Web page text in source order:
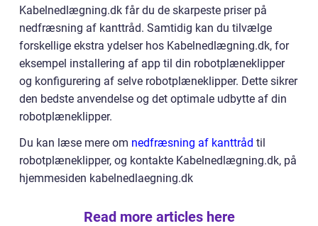
Kabelnedlægning.dk får du de skarpeste priser på
nedfræsning af kanttråd. Samtidig kan du tilvælge
forskellige ekstra ydelser hos Kabelnedlægning.dk, for
eksempel installering af app til din robotplæneklipper
og konfigurering af selve robotplæneklipper. Dette sikrer
den bedste anvendelse og det optimale udbytte af din
robotplæneklipper.
Du kan læse mere om nedfræsning af kanttråd til
robotplæneklipper, og kontakte Kabelnedlægning.dk, på
hjemmesiden kabelnedlaegning.dk
Read more articles here